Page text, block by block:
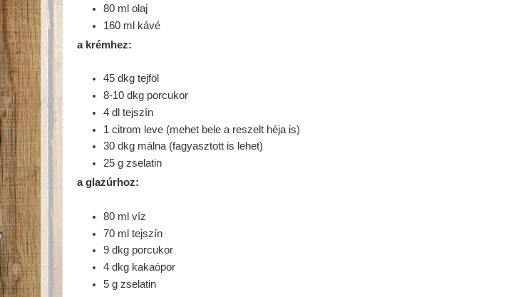
80 ml olaj
160 ml kávé
a krémhez:
45 dkg tejföl
8-10 dkg porcukor
4 dl tejszín
1 citrom leve (mehet bele a reszelt héja is)
30 dkg málna (fagyasztott is lehet)
25 g zselatin
a glazúrhoz:
80 ml víz
70 ml tejszín
9 dkg porcukor
4 dkg kakaópor
5 g zselatin